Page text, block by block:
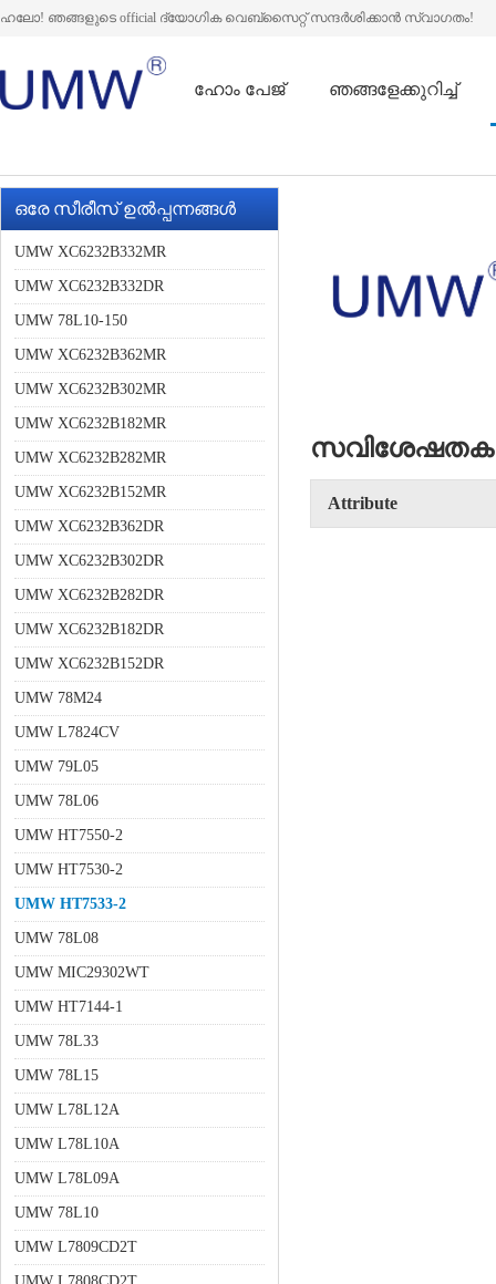
ഹലോ! ഞങ്ങളുടെ official ദ്യോഗിക വെബ്സൈറ്റ് സന്ദർശിക്കാൻ സ്വാഗതം!
ഹോം പേജ് ഞങ്ങളേക്കുറിച്ച്
ഒരേ സീരീസ് ഉൽപ്പന്നങ്ങൾ
UMW XC6232B332MR
UMW XC6232B332DR
UMW 78L10-150
UMW XC6232B362MR
UMW XC6232B302MR
UMW XC6232B182MR
UMW XC6232B282MR
UMW XC6232B152MR
UMW XC6232B362DR
UMW XC6232B302DR
UMW XC6232B282DR
UMW XC6232B182DR
UMW XC6232B152DR
UMW 78M24
UMW L7824CV
UMW 79L05
UMW 78L06
UMW HT7550-2
UMW HT7530-2
UMW HT7533-2
UMW 78L08
UMW MIC29302WT
UMW HT7144-1
UMW 78L33
UMW 78L15
UMW L78L12A
UMW L78L10A
UMW L78L09A
UMW 78L10
UMW L7809CD2T
Attribute